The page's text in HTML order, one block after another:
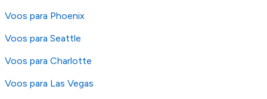
Voos para Phoenix
Voos para Seattle
Voos para Charlotte
Voos para Las Vegas